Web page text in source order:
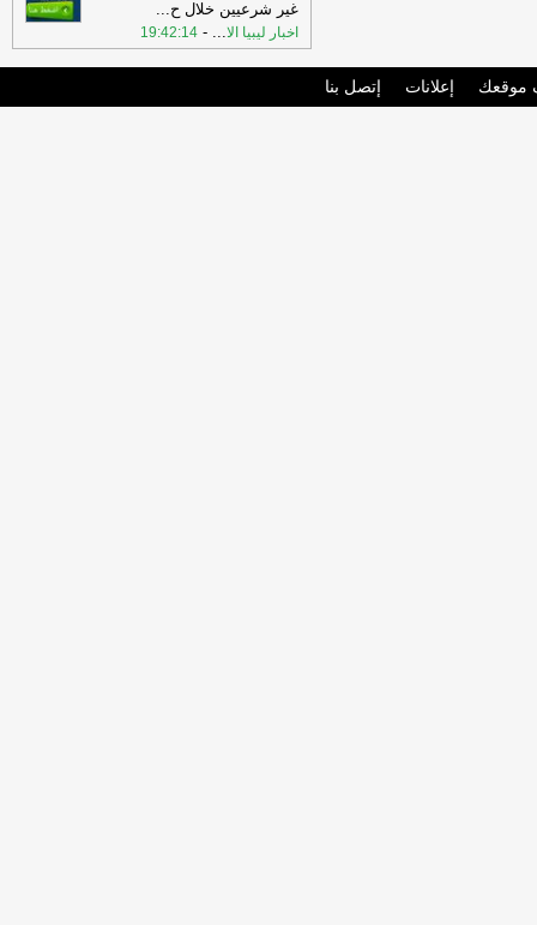
غير شرعيين خلال ح...
اخبار ليبيا الا...
-
19:42:14
موقعك إعلانات إتصل بنا